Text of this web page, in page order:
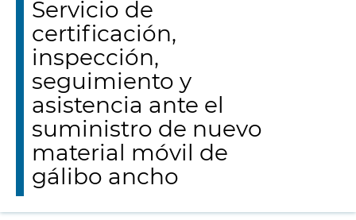
Servicio de
certificación,
inspección,
seguimiento y
asistencia ante el
suministro de nuevo
material móvil de
gálibo ancho